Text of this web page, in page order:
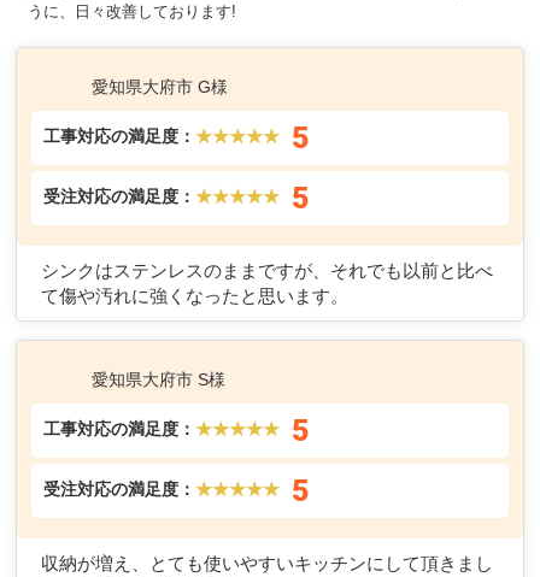
うに、日々改善しております!
愛知県大府市 G様
工事対応の満足度：★★★★★ 5
受注対応の満足度：★★★★★ 5
シンクはステンレスのままですが、それでも以前と比べ
て傷や汚れに強くなったと思います。
愛知県大府市 S様
工事対応の満足度：★★★★★ 5
受注対応の満足度：★★★★★ 5
収納が増え、とても使いやすいキッチンにして頂きまし